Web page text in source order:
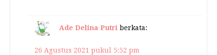
Ade Delina Putri berkata:
26 Agustus 2021 pukul 5:52 pm